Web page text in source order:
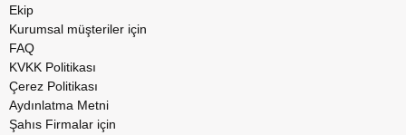
Ekip
Kurumsal müşteriler için
FAQ
KVKK Politikası
Çerez Politikası
Aydınlatma Metni
Şahıs Firmalar için